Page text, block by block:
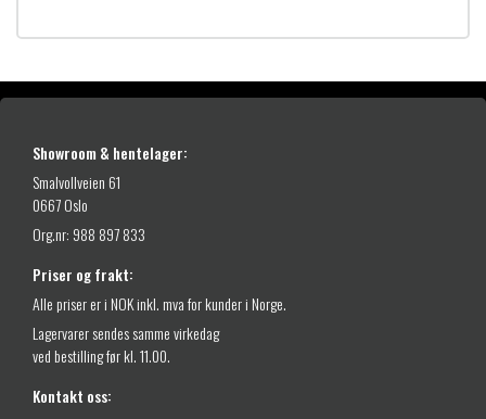
m
9
Showroom & hentelager:
Smalvollveien 61
0667 Oslo
Org.nr: 988 897 833
Priser og frakt:
Alle priser er i NOK inkl. mva for kunder i Norge.
Lagervarer sendes samme virkedag
ved bestilling før kl. 11.00.
Kontakt oss: